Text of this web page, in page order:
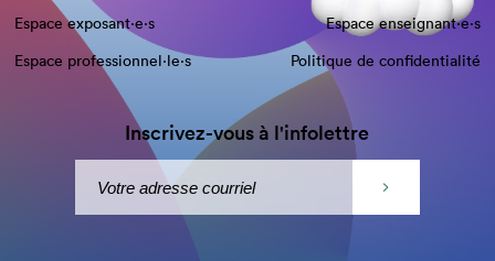
Espace exposant·e⋅s
Espace enseignant·e⋅s
Espace professionnel·le⋅s
Politique de confidentialité
Inscrivez-vous à l'infolettre